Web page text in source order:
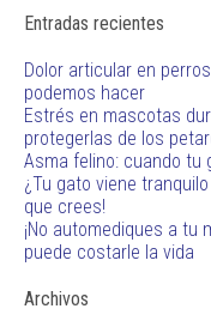
Entradas recientes
Dolor articular en
podemos hacer
Estrés en mascotas
protegerlas de los
Asma felino: cuando tu
¿Tu gato viene
que crees!
¡No automediques a tu
puede costarle la vida
Archivos